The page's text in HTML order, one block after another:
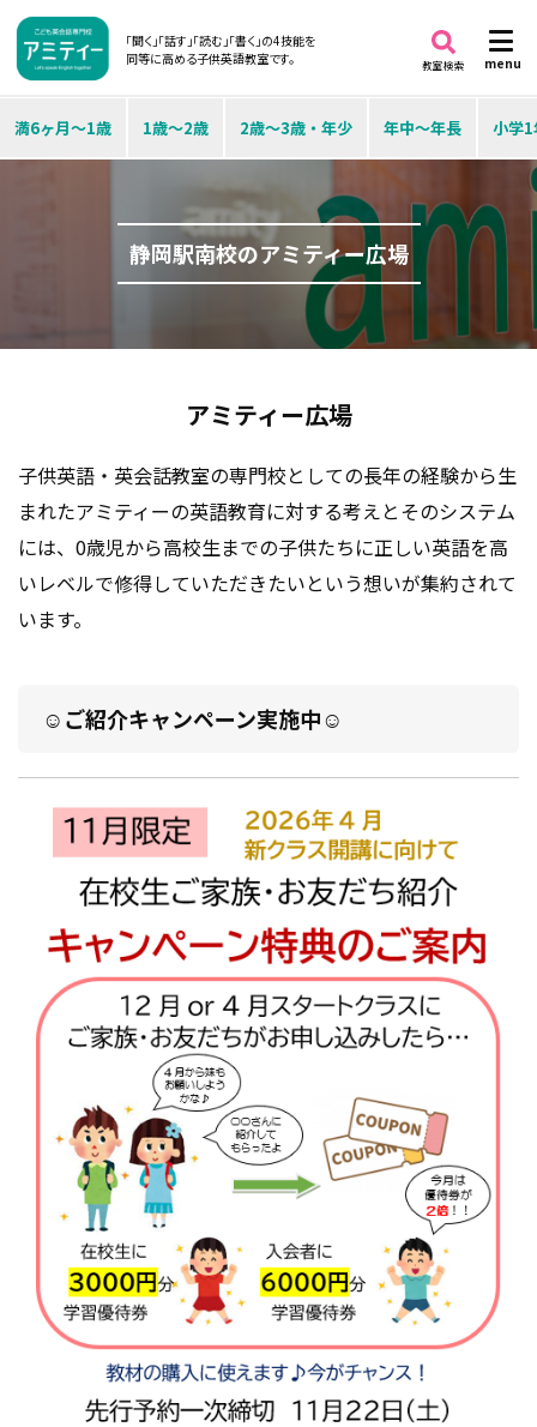
「聞く」「話す」「読む」「書く」の4技能を
同等に高める子供英語教室です。
menu
教室検索
満6ヶ月～1歳 1歳～2歳 2歳～3歳・年少 年中～年長 小学
静岡駅南校のアミティー広場
アミティー広場
子供英語・英会話教室の専門校としての長年の経験から生
まれたアミティーの英語教育に対する考えとそのシステム
には、 0歳児から高校生までの子供たちに正しい英語を高
いレベルで修得していただきたいという想いが集約されて
います。
☺ご紹介キャンペーン実施中☺